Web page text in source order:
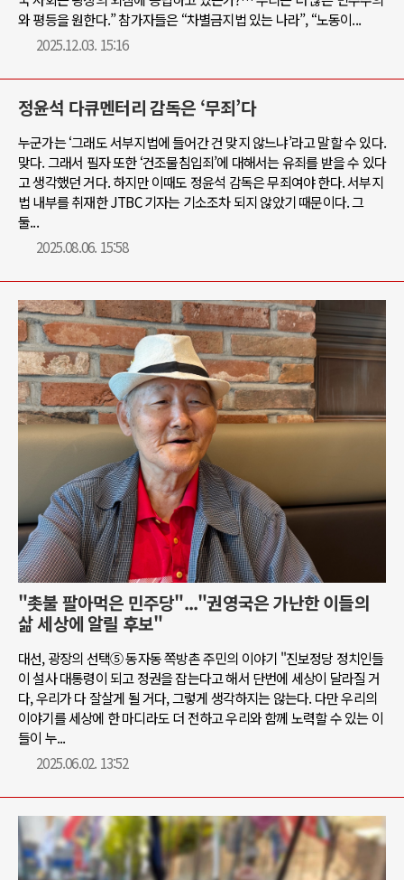
와 평등을 원한다.” 참가자들은 “차별금지법 있는 나라”, “노동이...
2025.12.03. 15:16
정윤석 다큐멘터리 감독은 ‘무죄’다
누군가는 ‘그래도 서부지법에 들어간 건 맞지 않느냐’라고 말할 수 있다.
맞다. 그래서 필자 또한 ‘건조물침입죄’에 대해서는 유죄를 받을 수 있다
고 생각했던 거다. 하지만 이때도 정윤석 감독은 무죄여야 한다. 서부지
법 내부를 취재한 JTBC 기자는 기소조차 되지 않았기 때문이다. 그
둘...
2025.08.06. 15:58
"촛불 팔아먹은 민주당"..."권영국은 가난한 이들의
삶 세상에 알릴 후보"
대선, 광장의 선택⑤ 동자동 쪽방촌 주민의 이야기 "진보정당 정치인들
이 설사 대통령이 되고 정권을 잡는다고 해서 단번에 세상이 달라질 거
다, 우리가 다 잘살게 될 거다, 그렇게 생각하지는 않는다. 다만 우리의
이야기를 세상에 한 마디라도 더 전하고 우리와 함께 노력할 수 있는 이
들이 누...
2025.06.02. 13:52